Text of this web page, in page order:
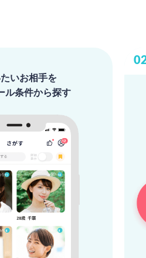
いお相手を
ル条件から探す